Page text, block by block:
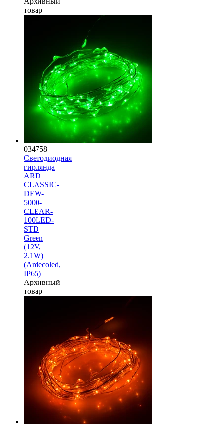
товар
034758
Светодиодная
гирлянда
ARD-
CLASSIC-
DEW-
5000-
CLEAR-
100LED-
STD
Green
(12V,
2.1W)
(Ardecoled,
IP65)
Архивный
товар